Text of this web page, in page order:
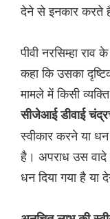
देने से इनकार करते
पीवी नरसिम्हा
कहा कि उसका
मामले में किसी
सीजेआई डीवाई
स्वीकार करने या
है। अपराध उस वादे
धन दिया गया है या